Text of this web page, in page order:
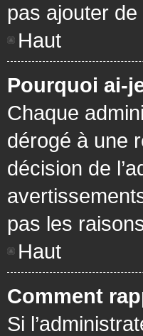
pas ajouter
Haut
Pourquoi ai-
Chaque
dérogé à une
décision de
pas les
Haut
Comment
Si